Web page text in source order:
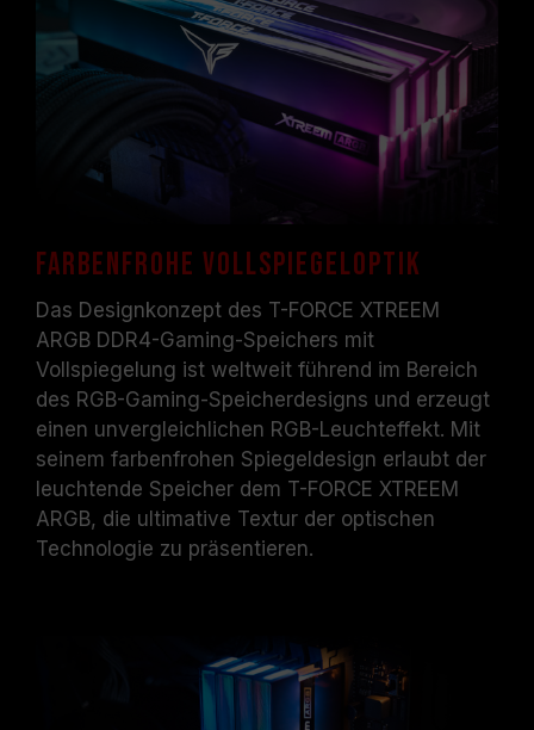
(JEDEC-Standard), z. B. DDR4-2133/2400
(oder niedriger). Dies ist ein typisches
Phänomen und kein Produktfehler.
XMP 2.0 muss vom Benutzer manuell
aktiviert werden. Manche Hauptplatinen
können die angegebene Frequenz nicht
Betriebsfrequenz von den
Systemeinstellungen abhängt.
von XMP 2.0 Einstellungen) ist nicht Teil des
JEDEC-Standards und kann die
Systemstabilität beinträchtigen. Falls die
Übertaktung zur Instabilität des Systems
führt, kehren Sie bitte zu den BIOS-
Standardeinstellungen zurück.
Die angegebene Frequenz des
Speichermoduls ist die maximal erreichbare
Frequenz. Sie wird jedoch nicht von allen
Übertaktungstechnologien (XMP 2.0)
unterstützen; andernfalls erreicht der
Speicher eventuell nicht die angegebene
Farbenfrohe Vollspiegeloptik
Das Designkonzept des T-FORCE XTREEM
ARGB DDR4-Gaming-Speichers mit
Vollspiegelung ist weltweit führend im Bereich
des RGB-Gaming-Speicherdesigns und erzeugt
einen unvergleichlichen RGB-Leuchteffekt. Mit
seinem farbenfrohen Spiegeldesign erlaubt der
leuchtende Speicher dem T-FORCE XTREEM
ARGB, die ultimative Textur der optischen
Technologie zu präsentieren.